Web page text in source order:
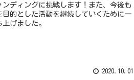
ディングに挑戦します！また、今後も
的とした活動を継続していくために一
げました。
2020.10.01